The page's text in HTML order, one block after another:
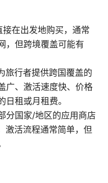
在出发地购买，通常
，但跨境覆盖可能有
旅行者提供跨国覆盖的
广、激活速度快、价格
日租或月租费。
分国家/地区的应用商店
激活流程通常简单，但